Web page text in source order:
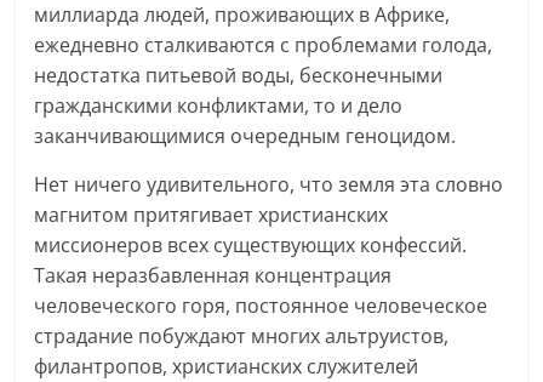
миллиарда людей, проживающих в Африке,
ежедневно сталкиваются с проблемами голода,
недостатка питьевой воды, бесконечными
гражданскими конфликтами, то и дело
заканчивающимися очередным геноцидом.
Нет ничего удивительного, что земля эта словно
магнитом притягивает христианских
миссионеров всех существующих конфессий.
Такая неразбавленная концентрация
человеческого горя, постоянное человеческое
страдание побуждают многих альтруистов,
филантропов, христианских служителей